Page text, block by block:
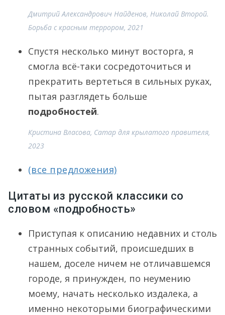
Дмитрий Александрович Найденов, Николай Второй.
Борьба с красным террором, 2021
Спустя несколько минут восторга, я
смогла всё-таки сосредоточиться и
прекратить вертеться в сильных руках,
пытая разглядеть больше
подробностей.
Кристина Власова, Сатар для крылатого правителя,
2023
(все предложения)
Цитаты из русской классики со
словом «подробность»
Приступая к описанию недавних и столь
странных событий, происшедших в
нашем, доселе ничем не отличавшемся
городе, я принужден, по неумению
моему, начать несколько издалека, а
именно некоторыми биографическими